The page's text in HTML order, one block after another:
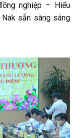
nghiệp – Hiểu
Nak sẵn sàng sáng